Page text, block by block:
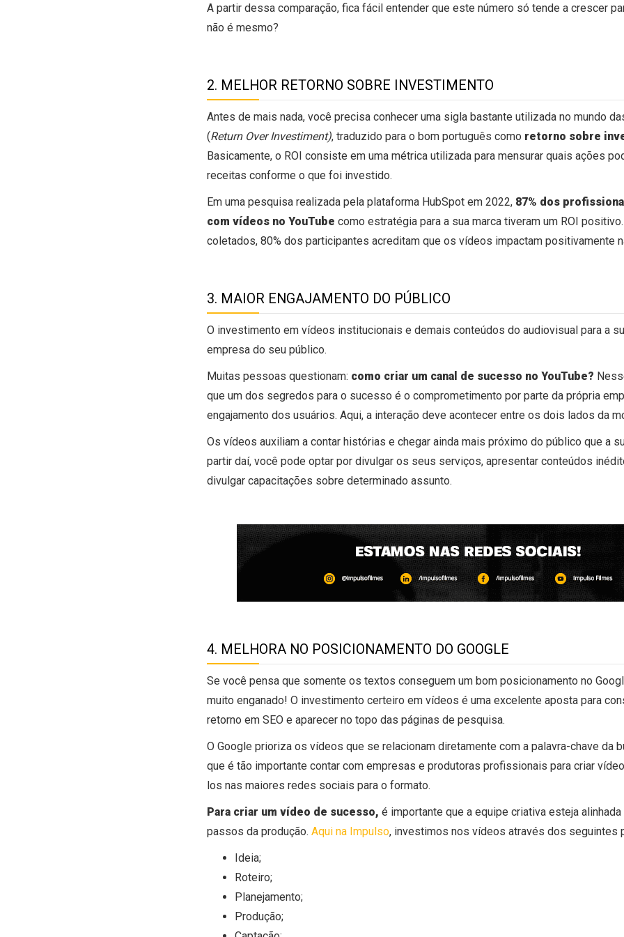
A partir dessa comparação, fica fácil entender que este número só tende a crescer
não é mesmo?
2. MELHOR RETORNO SOBRE INVESTIMENTO
Antes de mais nada, você precisa conhecer uma sigla bastante utilizada no mundo
(Return Over Investiment), traduzido para o bom português como retorno sobre
Basicamente, o ROI consiste em uma métrica utilizada para mensurar quais ações
receitas conforme o que foi investido.
Em uma pesquisa realizada pela plataforma HubSpot em 2022, 87% dos
com vídeos no YouTube como estratégia para a sua marca tiveram um ROI
coletados, 80% dos participantes acreditam que os vídeos impactam positivamente
3. MAIOR ENGAJAMENTO DO PÚBLICO
O investimento em vídeos institucionais e demais conteúdos do audiovisual para a
empresa do seu público.
Muitas pessoas questionam: como criar um canal de sucesso no YouTube?
que um dos segredos para o sucesso é o comprometimento por parte da própria
engajamento dos usuários. Aqui, a interação deve acontecer entre os dois lados da
Os vídeos auxiliam a contar histórias e chegar ainda mais próximo do público que a
partir daí, você pode optar por divulgar os seus serviços, apresentar conteúdos
divulgar capacitações sobre determinado assunto.
4. MELHORA NO POSICIONAMENTO DO GOOGLE
Se você pensa que somente os textos conseguem um bom posicionamento no
muito enganado! O investimento certeiro em vídeos é uma excelente aposta para
retorno em SEO e aparecer no topo das páginas de pesquisa.
O Google prioriza os vídeos que se relacionam diretamente com a palavra-chave da
que é tão importante contar com empresas e produtoras profissionais para criar
los nas maiores redes sociais para o formato.
Para criar um vídeo de sucesso, é importante que a equipe criativa esteja
passos da produção. Aqui na Impulso, investimos nos vídeos através dos seguintes
Ideia;
Roteiro;
Planejamento;
Produção;